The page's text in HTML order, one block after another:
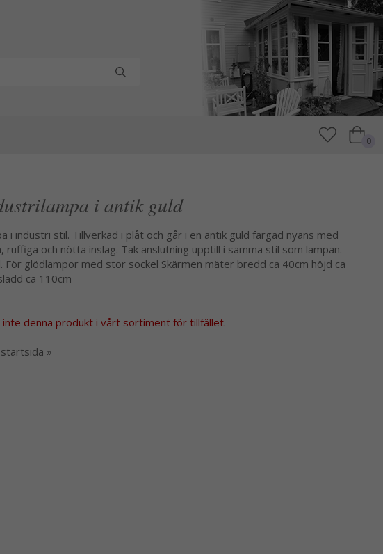
0
i antik guld
i industri stil. Tillverkad i plåt och går i en antik guld färgad nyans med
ruffiga och nötta inslag. Tak anslutning upptill i samma stil som lampan.
För glödlampor med stor sockel Skärmen mäter bredd ca 40cm höjd ca
ca 110cm
inte denna produkt i vårt sortiment för tillfället.
»